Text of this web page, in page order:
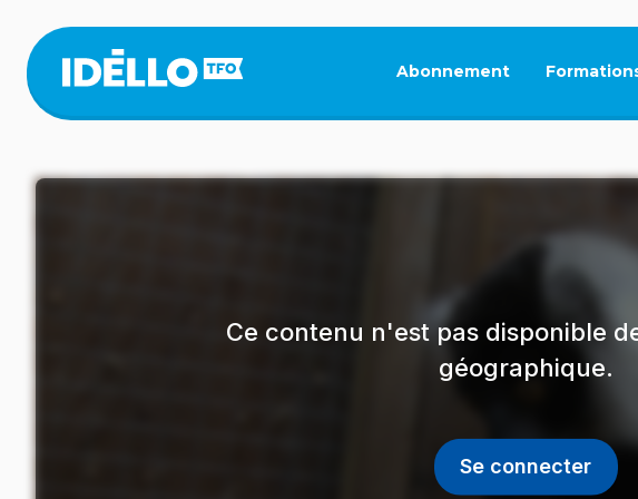
contenu
principal
Abonnement
Ce contenu n'est pas disponible
géographique.
Se connecter